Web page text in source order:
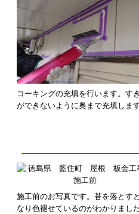
コーキングの充填を行います。す
ができないように奥まで充填します
施工前のお写真です。苔を落とす
なり色褪せているのがわかりました